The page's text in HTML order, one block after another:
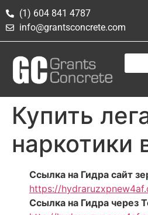
(1) 604 841 4787
info@grantsconcrete.com
Купить
наркотики
Ссылка на Гидра сайт
https://
Ссылка на Гидра через